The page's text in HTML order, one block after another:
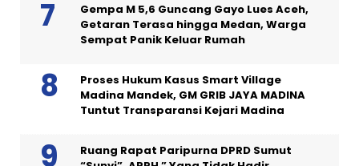
Gempa M 5,6 Guncang Gayo Lues Aceh,
Getaran Terasa hingga Medan, Warga
Sempat Panik Keluar Rumah
Proses Hukum Kasus Smart Village
Madina Mandek, GM GRIB JAYA MADINA
Tuntut Transparansi Kejari Madina
Ruang Rapat Paripurna DPRD Sumut